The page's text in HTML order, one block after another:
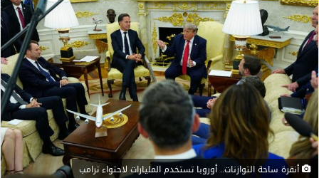
أنقرة ساحة التوازنات.. أوروبا تستخدم المليارات لاحتواء ترامب